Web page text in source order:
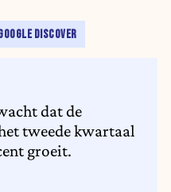
DISCOVER
dat de
tweede kwartaal
groeit.